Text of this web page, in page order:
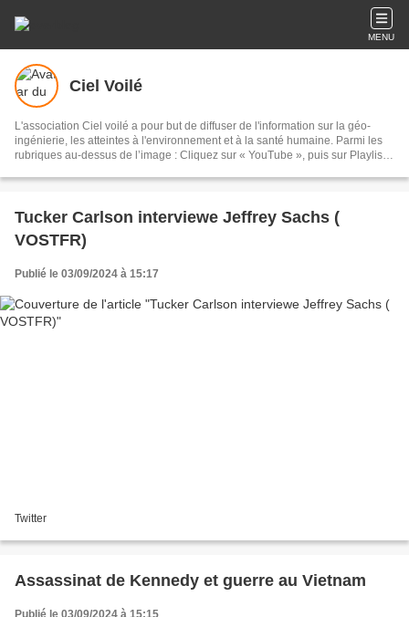
MENU
Ciel Voilé
L'association Ciel voilé a pour but de diffuser de l'information sur la géo-
ingénierie, les atteintes à l'environnement et à la santé humaine. Parmi les
rubriques au-dessus de l’image : Cliquez sur « YouTube », puis sur Playlists,
sur les chemtrails et la géo-ingénierie Cliquez sur « Articles scientifiques » :
pluie, sable, lichens, poils de bêtes, sang, air, filaments
Tucker Carlson interviewe Jeffrey Sachs (
VOSTFR)
Publié le 03/09/2024 à 15:17
Twitter
Assassinat de Kennedy et guerre au Vietnam
Publié le 03/09/2024 à 15:15